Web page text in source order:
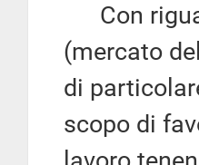
Con
(mercato
di
scopo di